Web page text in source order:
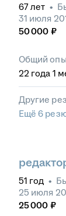
67лет •
31 июля
50 000 ₽
Общий
22 года 1
Другие
Ещё 6
51 год •
25 июля
25 000 ₽